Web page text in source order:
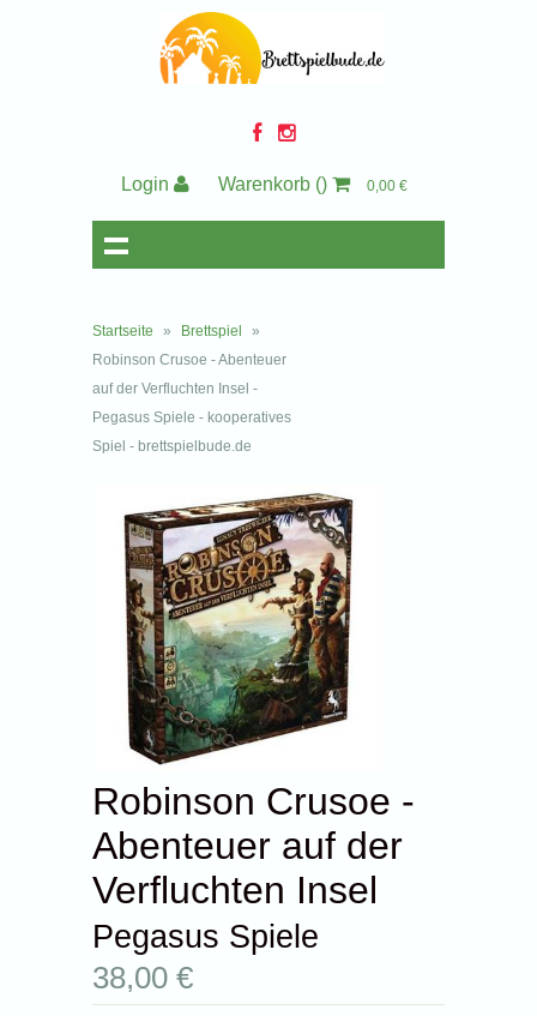
Login Warenkorb () 0,00 €
Startseite » Brettspiel
»
Robinson Crusoe - Abenteuer
auf der Verfluchten Insel -
Pegasus Spiele - kooperatives
Spiel - brettspielbude.de
Robinson Crusoe -
Abenteuer auf der
Verfluchten Insel
Pegasus Spiele
38,00 €